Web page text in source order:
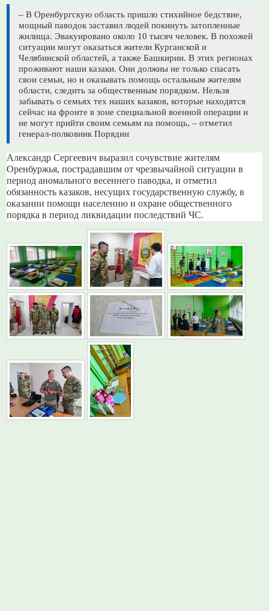
– В Оренбургскую область пришло стихийное бедствие,
мощный паводок заставил людей покинуть затопленные
жилища. Эвакуировано около 10 тысяч человек. В похожей
ситуации могут оказаться жители Курганской и
Челябинской областей, а также Башкирии. В этих регионах
проживают наши казаки. Они должны не только спасать
свои семьи, но и оказывать помощь остальным жителям
области, следить за общественным порядком. Нельзя
забывать о семьях тех наших казаков, которые находятся
сейчас на фронте в зоне специальной военной операции и
не могут прийти своим семьям на помощь, – отметил
генерал-полковник Порядин
Александр Сергеевич выразил сочувствие жителям
Оренбуржья, пострадавшим от чрезвычайной ситуации в
период аномального весеннего паводка, и отметил
обязанность казаков, несущих государственную службу, в
оказании помощи населению и охране общественного
порядка в период ликвидации последствий ЧС.